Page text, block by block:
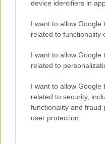
device identifiers in
I want to allow Google
related to functionality
I want to allow Google
related to
I want to allow Google
related to security,
functionality and fraud
user protection.
Brendel Mátyás•2025. február 11.